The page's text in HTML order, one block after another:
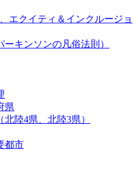
エクイティ＆インクルージョ
キンソンの凡俗法則）
県
陸4県、北陸3県）
都市